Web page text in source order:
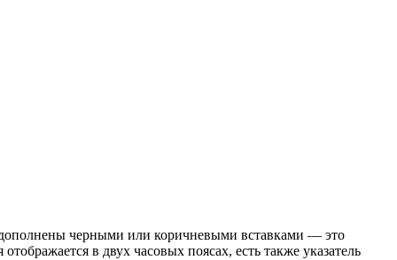
дополнены черными или коричневыми вставками — это
в двух часовых поясах, есть также указатель